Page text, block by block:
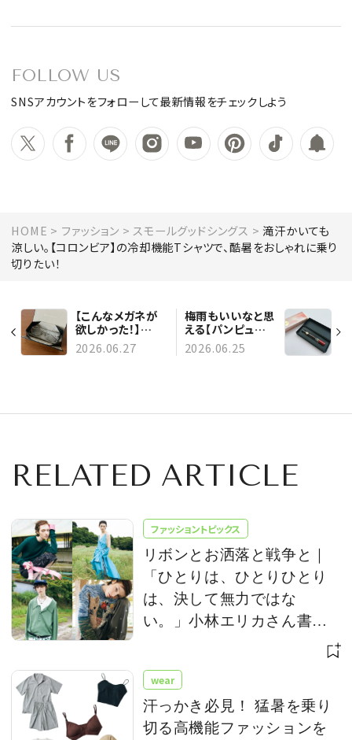
FOLLOW US
SNSアカウントをフォローして最新情報をチェックしよう
HOME ファッション スモールグッドシングス
滝汗かいても
涼しい。【コロンビア】の冷却機能Tシャツで、酷暑をおしゃれに乗り
切りたい！
【こんなメガネが
欲しかった！】
BLANC（ブラン）
のシルバーフレー
2026.06.27
梅雨もいいなと思
える【パンピュー
リ】のパフューム
オイル
2026.06.25
RELATED ARTICLE
ファッショントピックス
リボンとお洒落と戦争と｜
「ひとりは、ひとりひとり
は、決して無力ではな
い。」小林エリカさん書き
wear
汗っかき必見！ 猛暑を乗り
切る高機能ファッションを